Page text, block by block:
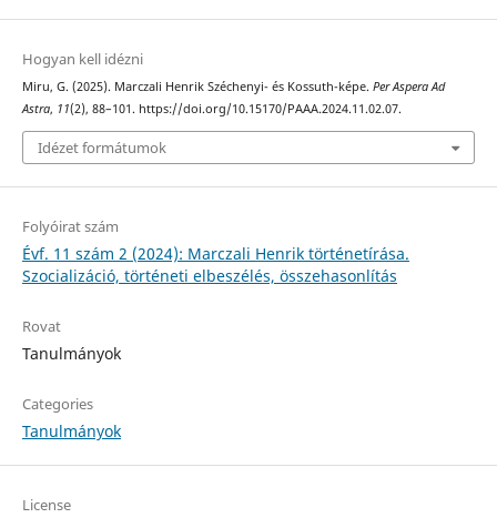
Hogyan kell idézni
Miru, G. (2025). Marczali Henrik Széchenyi- és Kossuth-képe. Per Aspera Ad
Astra, 11(2), 88–101. https://doi.org/10.15170/PAAA.2024.11.02.07.
Idézet formátumok
Folyóirat szám
Évf. 11 szám 2 (2024): Marczali Henrik történetírása.
Szocializáció, történeti elbeszélés, összehasonlítás
Rovat
Tanulmányok
Categories
Tanulmányok
License